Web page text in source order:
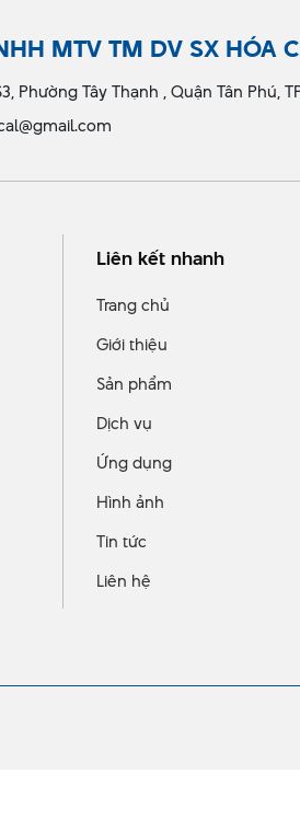
MTV TM DV SX HÓA
Phường Tây Thạnh , Quận Tân Phú,
Liên kết nhanh
Trang chủ
Giới thiệu
Sản phẩm
Dịch vụ
Ứng dụng
Hình ảnh
Tin tức
Liên hệ